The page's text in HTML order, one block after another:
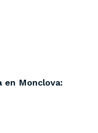
en Monclova: